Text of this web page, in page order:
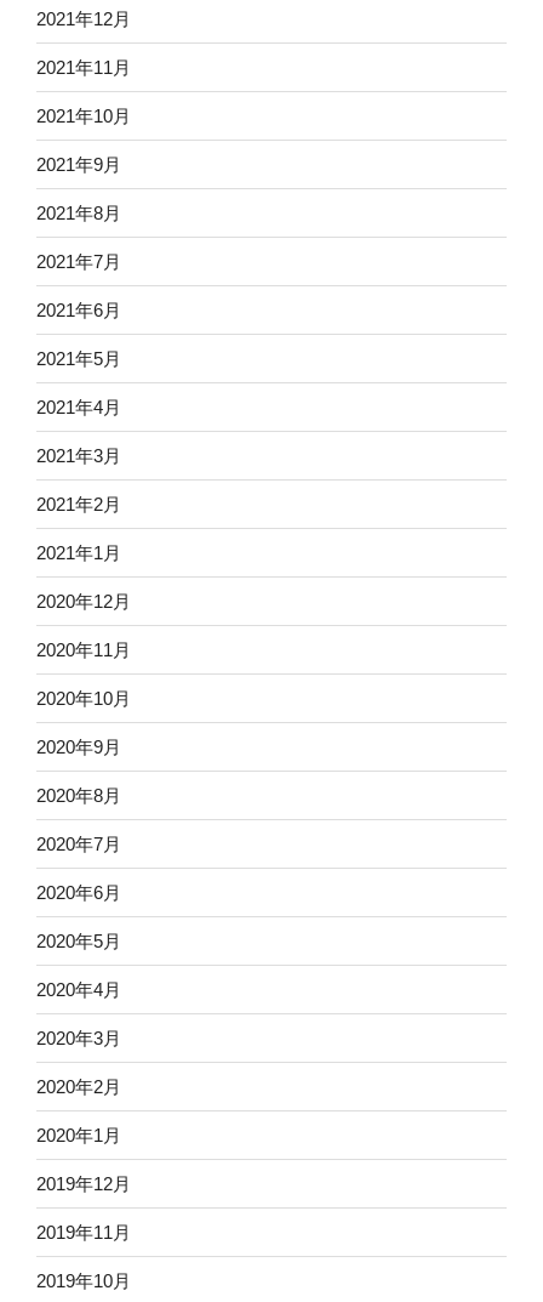
2021年12月
2021年11月
2021年10月
2021年9月
2021年8月
2021年7月
2021年6月
2021年5月
2021年4月
2021年3月
2021年2月
2021年1月
2020年12月
2020年11月
2020年10月
2020年9月
2020年8月
2020年7月
2020年6月
2020年5月
2020年4月
2020年3月
2020年2月
2020年1月
2019年12月
2019年11月
2019年10月